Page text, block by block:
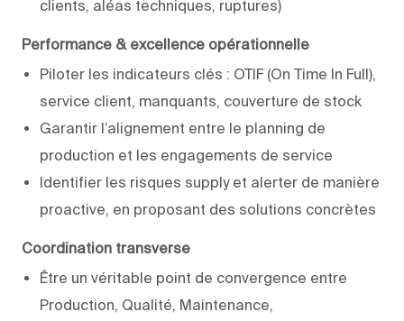
clients, aléas techniques, ruptures)
Performance & excellence opérationnelle
Piloter les indicateurs clés : OTIF (On Time In Full),
service client, manquants, couverture de stock
Garantir l’alignement entre le planning de
production et les engagements de service
Identifier les risques supply et alerter de manière
proactive, en proposant des solutions concrètes
Coordination transverse
Être un véritable point de convergence entre
Production, Qualité, Maintenance,